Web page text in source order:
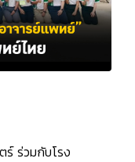
ร่วมกับโรง